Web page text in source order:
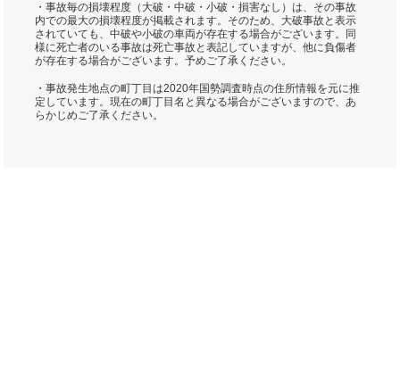
・事故毎の損壊程度（大破・中破・小破・損害なし）は、その事故
内での最大の損壊程度が掲載されます。そのため、大破事故と表示
されていても、中破や小破の車両が存在する場合がございます。同
様に死亡者のいる事故は死亡事故と表記していますが、他に負傷者
が存在する場合がございます。予めご了承ください。
・事故発生地点の町丁目は2020年国勢調査時点の住所情報を元に推
定しています。現在の町丁目名と異なる場合がございますので、あ
らかじめご了承ください。